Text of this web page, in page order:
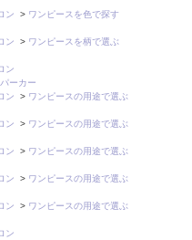
ン
> ワンピースを色で探す
ン
> ワンピースを柄で選ぶ
ン
パーカー
ン
> ワンピースの用途で選ぶ
ン
> ワンピースの用途で選ぶ
ン
> ワンピースの用途で選ぶ
ン
> ワンピースの用途で選ぶ
ン
> ワンピースの用途で選ぶ
ン